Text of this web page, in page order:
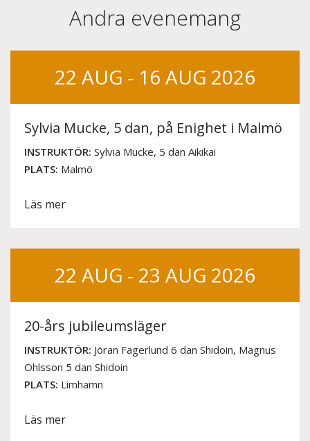
Andra evenemang
22 AUG - 16 AUG 2026
Sylvia Mucke, 5 dan, på Enighet i Malmö
INSTRUKTÖR: Sylvia Mucke, 5 dan Aikikai
PLATS: Malmö
Läs mer
22 AUG - 23 AUG 2026
20-års jubileumsläger
INSTRUKTÖR: Jöran Fagerlund 6 dan Shidoin, Magnus
Ohlsson 5 dan Shidoin
PLATS: Limhamn
Läs mer